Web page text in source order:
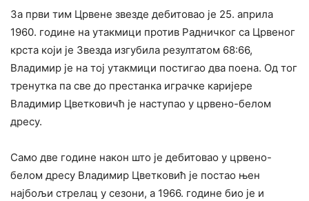
За први тим Црвене звезде дебитовао је 25. априла
1960. године на утакмици против Радничког са Црвеног
крста који је Звезда изгубила резултатом 68:66,
Владимир је на тој утакмици постигао два поена. Од тог
тренутка па све до престанка играчке каријере
Владимир Цветковичћ је наступао у црвено-белом
дресу.
Само две године након што је дебитовао у црвено-
белом дресу Владимир Цветковић је постао њен
најбољи стрелац у сезони, а 1966. године био је и